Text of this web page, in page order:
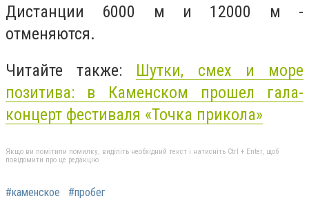
Дистанции 6000 м и 12000 м -
отменяются.
Читайте также: Шутки, смех и море
позитива: в Каменском прошел гала-
концерт фестиваля «Точка прикола»
Якщо ви помітили помилку, виділіть необхідний текст і натисніть Ctrl + Enter, щоб
повідомити про це редакцію
#каменское #пробег